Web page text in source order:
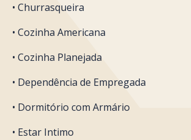
• Churrasqueira
• Cozinha Americana
• Cozinha Planejada
• Dependência de Empregada
• Dormitório com Armário
• Estar Intimo